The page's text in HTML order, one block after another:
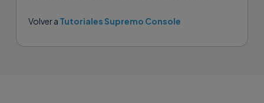
Volver a Tutoriales Supremo Console